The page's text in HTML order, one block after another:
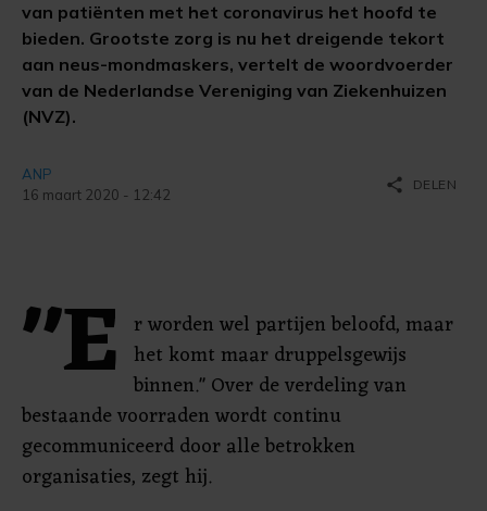
van patiënten met het coronavirus het hoofd te
bieden. Grootste zorg is nu het dreigende tekort
aan neus-mondmaskers, vertelt de woordvoerder
van de Nederlandse Vereniging van Ziekenhuizen
(NVZ).
ANP
16 maart 2020 - 12:42
share DELEN
"E r worden wel partijen beloofd, maar
het komt maar druppelsgewijs
binnen." Over de verdeling van
bestaande voorraden wordt continu
gecommuniceerd door alle betrokken
organisaties, zegt hij.